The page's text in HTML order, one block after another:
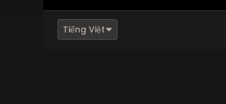
Tiếng Việt